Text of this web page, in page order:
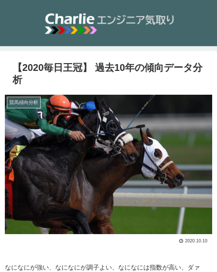
【2020毎日王冠】 過去10年の傾向データ分
析
競馬傾向分析
2020.10.10
なになにが強い、なになにが調子よい、なになには指数が高い、ダァ